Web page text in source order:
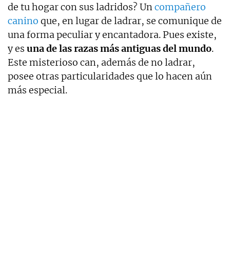
de tu hogar con sus ladridos? Uncompañero
canino que, en lugar de ladrar, se comunique de
una forma peculiar y encantadora. Pues existe,
y es una de las razas más antiguas del mundo.
Este misterioso can, además de no ladrar,
posee otras particularidades que lo hacen aún
más especial.